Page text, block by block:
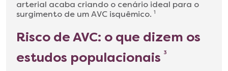
arterial acaba criando o cenário ideal para o
surgimento de um AVC isquêmico. 1
Risco de AVC: o que dizem os
estudos populacionais 3